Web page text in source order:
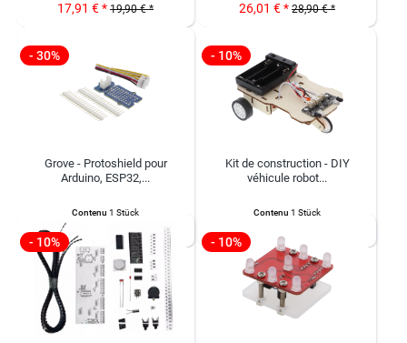
17,91 € * 19,90 € * 26,01 € * 28,90 € *
- 30%
Grove - Protoshield pour
Arduino, ESP32,...
Contenu 1 Stück
1,86 € * 2,65 € *
- 10%
Kit de construction - DIY
véhicule robot...
Contenu 1 Stück
- 10% - 10%